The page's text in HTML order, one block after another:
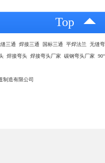
Top
三通 焊接三通 国标三通 平焊法兰 无缝弯
焊接弯头 焊接弯头厂家 碳钢弯头厂家 90°
制造有限公司